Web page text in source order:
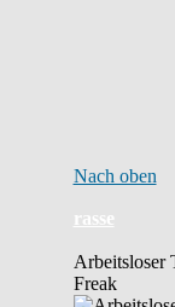
Nach oben
rasse
Arbeitsloser
Freak